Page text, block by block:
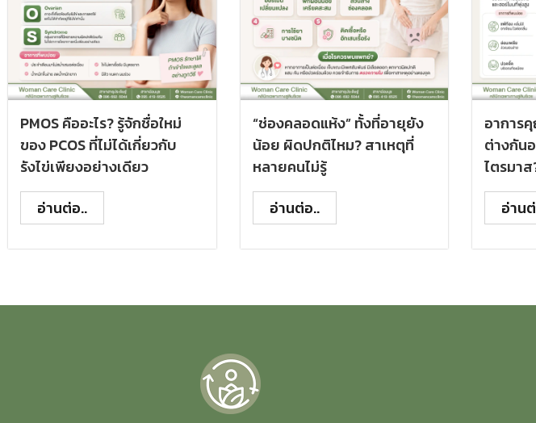
PMOS คืออะไร? รู้จักชื่อใหม่
ของ PCOS ที่ไม่ได้เกี่ยวกับ
รังไข่เพียงอย่างเดียว
อ่านต่อ..
“ช่องคลอดแห้ง” ทั้งที่อายุยัง
น้อย ผิดปกติไหม? สาเหตุที่
หลายคนไม่รู้
อ่านต่อ..
อาการ
ต่างกัน
ไตรมา
อ่าน